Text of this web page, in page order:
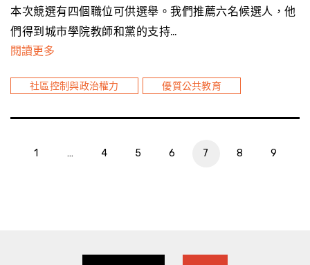
本次競選有四個職位可供選舉。我們推薦六名候選人，他
們得到城市學院教師和黨的支持…
閱讀更多
社區控制與政治權力 優質公共教育
1 … 4 5 6 7 8 9